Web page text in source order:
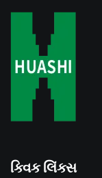
ક્વિક લિંક્સ